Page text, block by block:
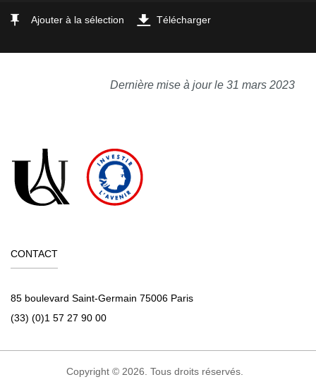
Ajouter à la sélection Télécharger
Dernière mise à jour le 31 mars 2023
CONTACT
85 boulevard Saint-Germain 75006 Paris
(33) (0)1 57 27 90 00
Copyright © 2026. Tous droits réservés.